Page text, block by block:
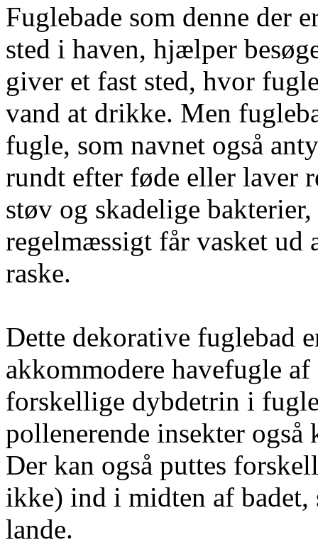
Fuglebade som denne der
sted i haven, hjælper
giver et fast sted, hvor
vand at drikke. Men
fugle, som navnet også
rundt efter føde eller laver
støv og skadelige
regelmæssigt får vasket ud
raske.
Dette dekorative fuglebad
akkommodere havefugle
forskellige dybdetrin i
pollenerende insekter
Der kan også puttes
ikke) ind i midten af badet,
lande.